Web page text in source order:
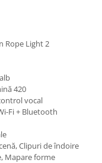
Rope Light 2
420
vocal
Fi + Bluetooth
Clipuri de îndoire
Mapare forme